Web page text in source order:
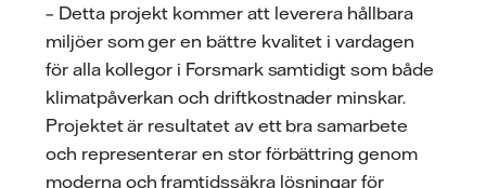
– Detta projekt kommer att leverera hållbara
miljöer som ger en bättre kvalitet i vardagen
för alla kollegor i Forsmark samtidigt som både
klimatpåverkan och driftkostnader minskar.
Projektet är resultatet av ett bra samarbete
och representerar en stor förbättring genom
moderna och framtidssäkra lösningar för